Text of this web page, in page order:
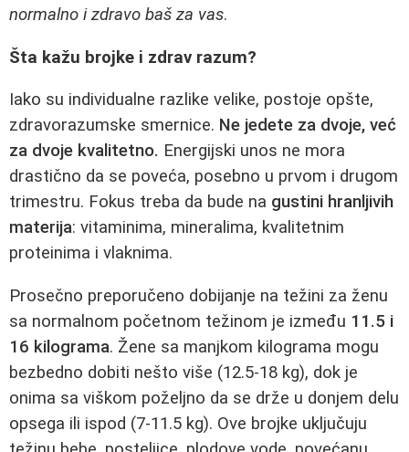
normalno i zdravo baš za vas.
Šta kažu brojke i zdrav razum?
Iako su individualne razlike velike, postoje opšte,
zdravorazumske smernice. Ne jedete za dvoje, već
za dvoje kvalitetno. Energijski unos ne mora
drastično da se poveća, posebno u prvom i drugom
trimestru. Fokus treba da bude na gustini hranljivih
materija: vitaminima, mineralima, kvalitetnim
proteinima i vlaknima.
Prosečno preporučeno dobijanje na težini za ženu
sa normalnom početnom težinom je između 11.5 i
16 kilograma. Žene sa manjkom kilograma mogu
bezbedno dobiti nešto više (12.5-18 kg), dok je
onima sa viškom poželjno da se drže u donjem delu
opsega ili ispod (7-11.5 kg). Ove brojke uključuju